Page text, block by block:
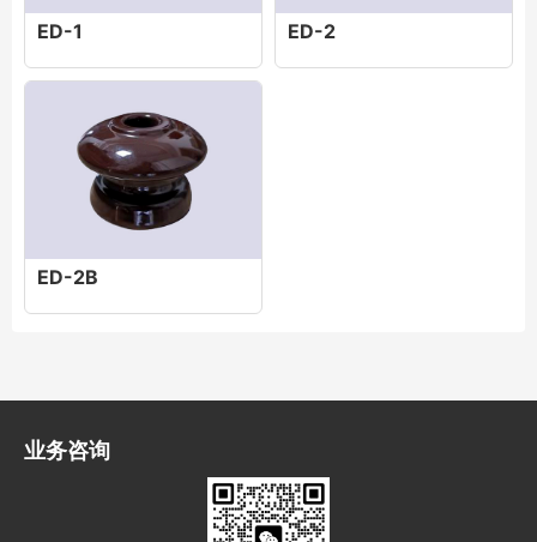
ED-1 ED-2
ED-2B
业务咨询